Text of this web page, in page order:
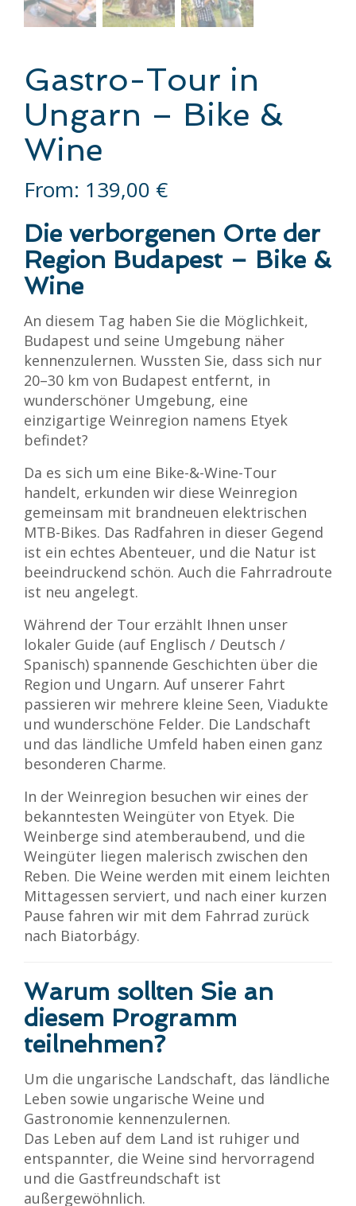
Gastro-Tour in
Ungarn – Bike &
Wine
From: 139,00 €
Die verborgenen Orte der
Region Budapest – Bike &
Wine
An diesem Tag haben Sie die Möglichkeit,
Budapest und seine Umgebung näher
kennenzulernen. Wussten Sie, dass sich nur
20–30 km von Budapest entfernt, in
wunderschöner Umgebung, eine
einzigartige Weinregion namens Etyek
befindet?
Da es sich um eine Bike-&-Wine-Tour
handelt, erkunden wir diese Weinregion
gemeinsam mit brandneuen elektrischen
MTB-Bikes. Das Radfahren in dieser Gegend
ist ein echtes Abenteuer, und die Natur ist
beeindruckend schön. Auch die Fahrradroute
ist neu angelegt.
Während der Tour erzählt Ihnen unser
lokaler Guide (auf Englisch / Deutsch /
Spanisch) spannende Geschichten über die
Region und Ungarn. Auf unserer Fahrt
passieren wir mehrere kleine Seen, Viadukte
und wunderschöne Felder. Die Landschaft
und das ländliche Umfeld haben einen ganz
besonderen Charme.
In der Weinregion besuchen wir eines der
bekanntesten Weingüter von Etyek. Die
Weinberge sind atemberaubend, und die
Weingüter liegen malerisch zwischen den
Reben. Die Weine werden mit einem leichten
Mittagessen serviert, und nach einer kurzen
Pause fahren wir mit dem Fahrrad zurück
nach Biatorbágy.
Warum sollten Sie an
diesem Programm
teilnehmen?
Um die ungarische Landschaft, das ländliche
Leben sowie ungarische Weine und
Gastronomie kennenzulernen.
Das Leben auf dem Land ist ruhiger und
entspannter, die Weine sind hervorragend
und die Gastfreundschaft ist
außergewöhnlich.